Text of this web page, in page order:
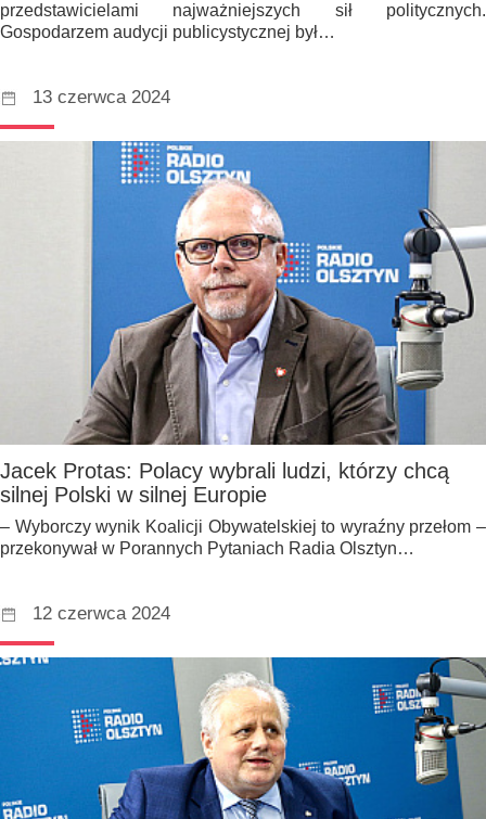
przedstawicielami najważniejszych sił politycznych.
Gospodarzem audycji publicystycznej był…
13 czerwca 2024
Jacek Protas: Polacy wybrali ludzi, którzy chcą
silnej Polski w silnej Europie
– Wyborczy wynik Koalicji Obywatelskiej to wyraźny przełom –
przekonywał w Porannych Pytaniach Radia Olsztyn…
12 czerwca 2024